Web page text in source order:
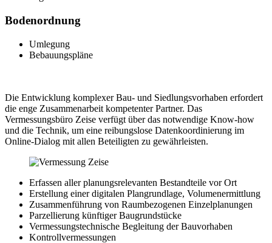
Bodenordnung
Umlegung
Bebauungspläne
Die Entwicklung komplexer Bau- und Siedlungsvorhaben erfordert
die enge Zusammenarbeit kompetenter Partner. Das
Vermessungsbüro Zeise verfügt über das notwendige Know-how
und die Technik, um eine reibungslose Datenkoordinierung im
Online-Dialog mit allen Beteiligten zu gewährleisten.
Erfassen aller planungsrelevanten Bestandteile vor Ort
Erstellung einer digitalen Plangrundlage, Volumenermittlung
Zusammenführung von Raumbezogenen Einzelplanungen
Parzellierung künftiger Baugrundstücke
Vermessungstechnische Begleitung der Bauvorhaben
Kontrollvermessungen